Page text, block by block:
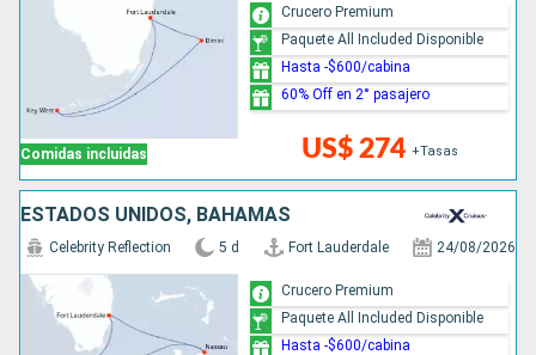
Comidas incluidas US$ 274 +Tasas
Crucero Premium
Paquete All Included Disponible
Hasta -$600/cabina
60% Off en 2° pasajero
ESTADOS UNIDOS, BAHAMAS
Celebrity Reflection 5 d Fort Lauderdale 24/08/2026
Crucero Premium
Paquete All Included Disponible
Hasta -$600/cabina